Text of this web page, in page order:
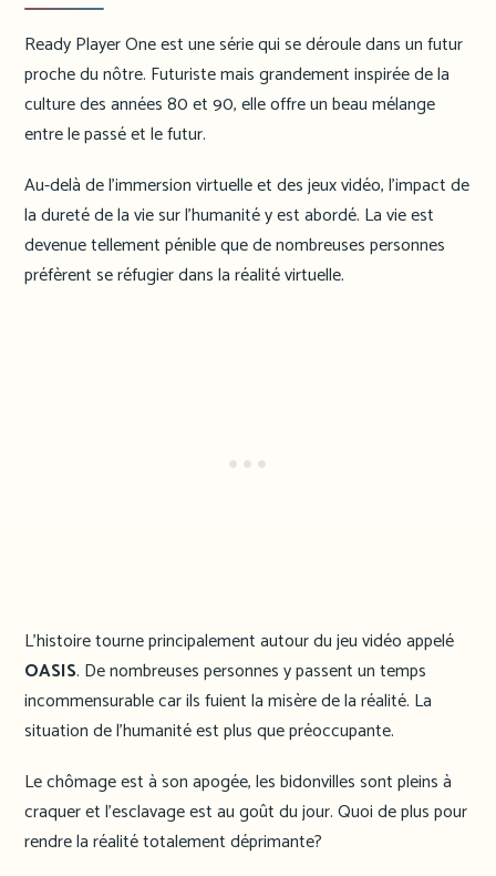
Ready Player One est une série qui se déroule dans un futur
proche du nôtre. Futuriste mais grandement inspirée de la
culture des années 80 et 90, elle offre un beau mélange
entre le passé et le futur.
Au-delà de l’immersion virtuelle et des jeux vidéo, l’impact de
la dureté de la vie sur l’humanité y est abordé. La vie est
devenue tellement pénible que de nombreuses personnes
préfèrent se réfugier dans la réalité virtuelle.
L’histoire tourne principalement autour du jeu vidéo appelé
OASIS. De nombreuses personnes y passent un temps
incommensurable car ils fuient la misère de la réalité. La
situation de l’humanité est plus que préoccupante.
Le chômage est à son apogée, les bidonvilles sont pleins à
craquer et l’esclavage est au goût du jour. Quoi de plus pour
rendre la réalité totalement déprimante?